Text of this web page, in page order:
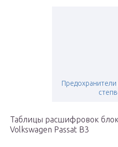
Таблицы расшифровок
Volkswagen Passat B3